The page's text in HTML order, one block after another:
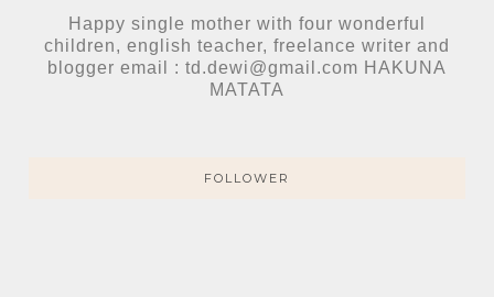
Happy single mother with four wonderful
children, english teacher, freelance writer and
blogger email : td.dewi@gmail.com HAKUNA
MATATA
FOLLOWER